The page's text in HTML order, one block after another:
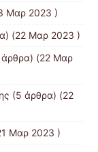
Μαρ 2023 )
(22 Μαρ 2023 )
άρθρα) (22 Μαρ
(5 άρθρα) (22
Μαρ 2023 )